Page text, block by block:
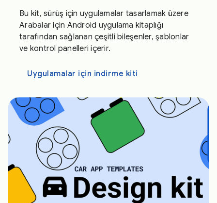
Bu kit, sürüş için uygulamalar tasarlamak üzere
Arabalar için Android uygulama kitaplığı
tarafından sağlanan çeşitli bileşenler, şablonlar
ve kontrol panelleri içerir.
Uygulamalar için indirme kiti